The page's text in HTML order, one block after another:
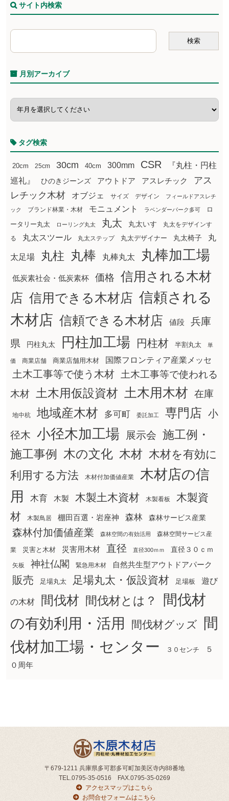
サイト内検索
月別アーカイブ
タグ検索
20cm 25cm 30cm 40cm 300mm CSR
『丸柱・円柱
巡礼』
ひのきジーンズ アウトドア アスレチック
アス
レチック木材
オブジェ サイズ デザイン フィールドアスレチ
ック ブランド林業・木材 モニュメント ラベンダーパーク多可
ロ
ータリー丸太
ローリング丸太 丸太 丸太いす
丸太をデザインす
る
丸太スツール 丸太ステップ 丸太デザイナー 丸太椅子 丸
太足場 丸柱 丸棒 丸棒丸太 丸棒加工場
低炭素社会・低炭素杯 価格
信用される木材
店 信用できる木材店 信頼される
木材店 信頼できる木材店 値段
兵庫
県
円柱丸太 円柱加工場 円柱材 半割丸太 単
価 商業店舗 商業店舗用木材 国際フロンティア産業メッセ
土木工事等で使う木材
土木工事等で使われる
木材
土木用仮設資材 土木用木材 在庫
地中杭 地域産木材 多可町 委託加工 専門店 小
径木 小径木加工場 展示会 施工例・
施工事例
木の文化 木材 木材を有効に
利用する方法
木材付加価値産業
木材店の信
用
木育 木製 木製土木資材 木製看板
木製資
材
木製鳥居 棚田百選・岩座神 森林 森林サービス産業
森林付加価値産業 森林空間の有効活用 森林空間サービス産
業 災害と木材 災害用木材 直径 直径300ｍｍ 直径３０ｃｍ
矢板 神社仏閣 緊急用木材 自然共生型アウトドアパーク
販売 足場丸太 足場丸太・仮設資材 足場板 遊び
の木材 間伐材 間伐材とは？
間伐材
の有効利用・活用
間伐材グッズ
間
伐材加工場・センター
３０センチ
５
０周年
〒679-1211 兵庫県多可郡多可町加美区寺内88番地
TEL.0795-35-0516 FAX.0795-35-0269
アクセスマップはこちら
お問合せフォームはこちら